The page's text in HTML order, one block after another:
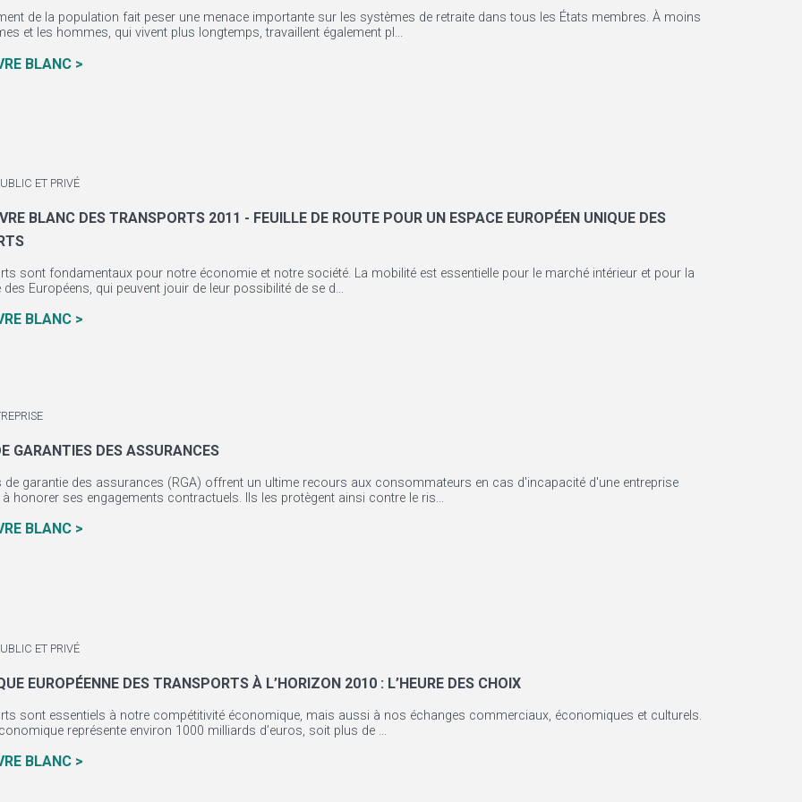
de la population fait peser une menace importante sur les systèmes de retraite dans tous les États membres. À moins
et les hommes, qui vivent plus longtemps, travaillent également pl...
BLANC >
ET PRIVÉ
BLANC DES TRANSPORTS 2011 - FEUILLE DE ROUTE POUR UN ESPACE EUROPÉEN UNIQUE DES
sont fondamentaux pour notre économie et notre société. La mobilité est essentielle pour le marché intérieur et pour la
des Européens, qui peuvent jouir de leur possibilité de se d...
BLANC >
GARANTIES DES ASSURANCES
de garantie des assurances (RGA) offrent un ultime recours aux consommateurs en cas d'incapacité d'une entreprise
honorer ses engagements contractuels. Ils les protègent ainsi contre le ris...
BLANC >
ET PRIVÉ
EUROPÉENNE DES TRANSPORTS À L’HORIZON 2010 : L’HEURE DES CHOIX
sont essentiels à notre compétitivité économique, mais aussi à nos échanges commerciaux, économiques et culturels.
représente environ 1000 milliards d’euros, soit plus de ...
BLANC >